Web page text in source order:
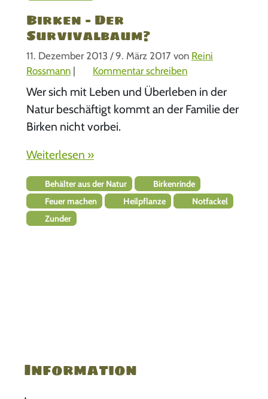
Birken – Der
Survivalbaum?
11. Dezember 2013 / 9. März 2017 von Reini
Rossmann | Kommentar schreiben
Wer sich mit Leben und Überleben in der
Natur beschäftigt kommt an der Familie der
Birken nicht vorbei.
Weiterlesen »
Behälter aus der Natur
Birkenrinde
Feuer machen
Heilpflanze
Notfackel
Zunder
Information